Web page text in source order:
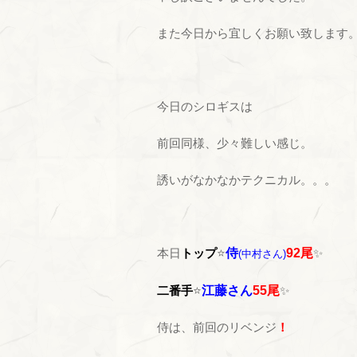
また今日から宜しくお願い致します
今日のシロギスは
前回同様、少々難しい感じ。
誘いがなかなかテクニカル。。。
本日 トップ⭐侍(中村さん)92尾✨
二番手⭐江藤さん55尾✨
侍は、前回のリベンジ ！